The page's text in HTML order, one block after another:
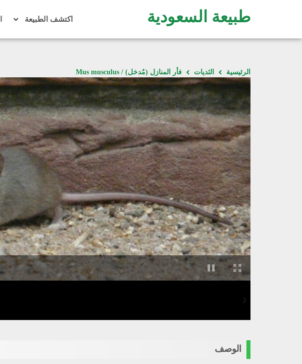
طبيعة السعودية اكتشف الطبيعة
الرئيسية الثديات فأر المنازل (مُدخل) / Mus musculus
الوصف